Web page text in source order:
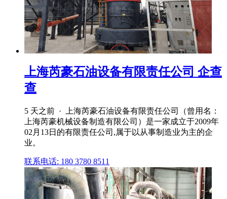
上海芮豪石油设备有限责任公司 企查
查
5 天之前 · 上海芮豪石油设备有限责任公司（曾用名：
上海芮豪机械设备制造有限公司）是⼀家成⽴于2009年
02月13日的有限责任公司,属于以从事制造业为主的企
业。
联系电话: 180 3780 8511